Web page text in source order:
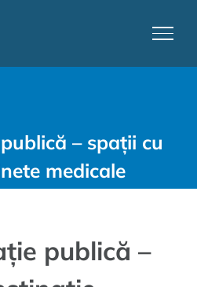
– spații cu
medicale
publică –